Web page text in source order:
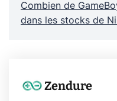
Combien de
dans les stocks de
Zendure